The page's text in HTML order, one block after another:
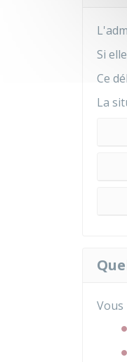
Si
Ce
La
Vous